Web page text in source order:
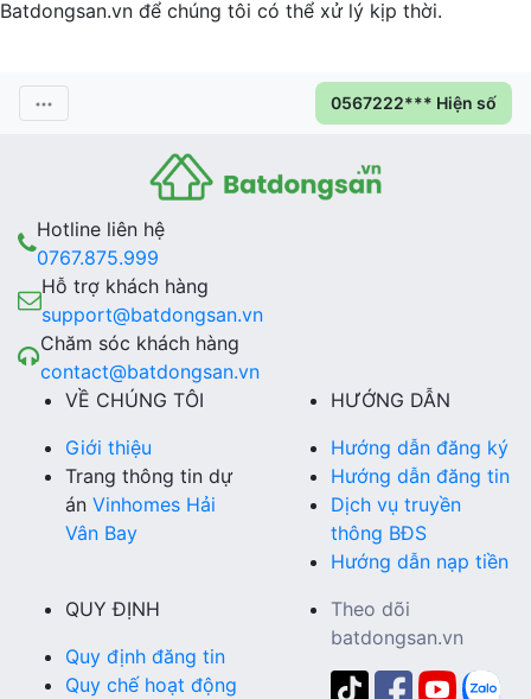
Batdongsan.vn để chúng tôi có thể xử lý kịp thời.
0567222*** Hiện số
Hotline liên hệ
0767.875.999
Hỗ trợ khách hàng
support@batdongsan.vn
Chăm sóc khách hàng
contact@batdongsan.vn
VỀ CHÚNG TÔI
Giới thiệu
Trang thông tin dự
án Vinhomes Hải
Vân Bay
HƯỚNG DẪN
Hướng dẫn đăng ký
Hướng dẫn đăng tin
Dịch vụ truyền
thông BĐS
Hướng dẫn nạp tiền
QUY ĐỊNH
Quy định đăng tin
Quy chế hoạt động
Theo dõi
batdongsan.vn